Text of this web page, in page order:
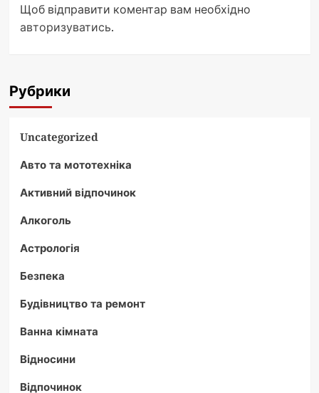
Щоб відправити коментар вам необхідно
авторизуватись.
Рубрики
Uncategorized
Авто та мототехніка
Активний відпочинок
Алкоголь
Астрологія
Безпека
Будівництво та ремонт
Ванна кімната
Відносини
Відпочинок